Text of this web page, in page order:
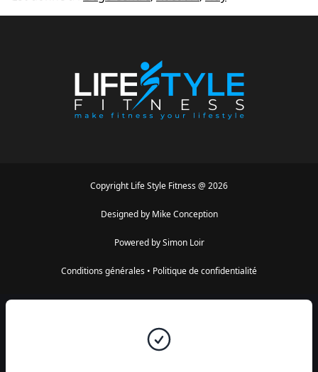
Copyright Life Style Fitness @ 2026
Designed by Mike Conception
Powered by Simon Loir
Conditions générales • Politique de confidentialité